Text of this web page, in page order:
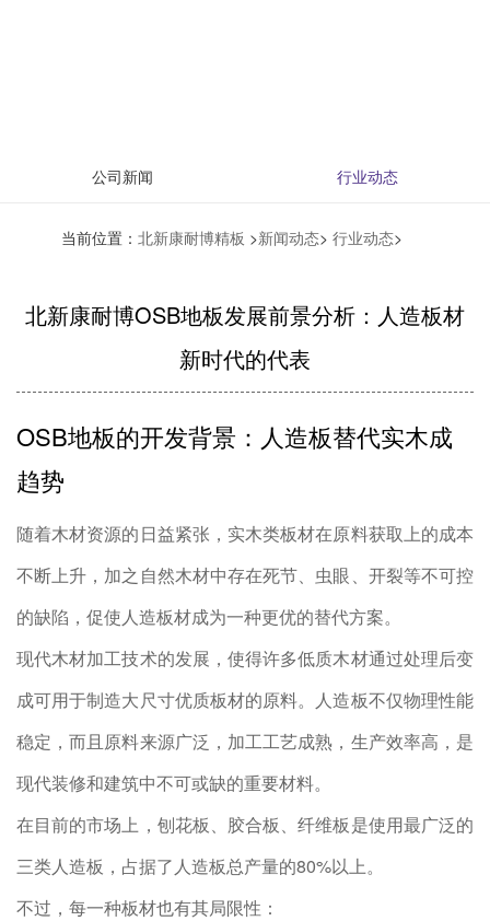
公司新闻 行业动态
当前位置： 北新康耐博精板 >新闻动态> 行业动态>
北新康耐博OSB地板发展前景分析：人造板材
新时代的代表
OSB地板的开发背景：人造板替代实木成
趋势
随着木材资源的日益紧张，实木类板材在原料获取上的成本
不断上升，加之自然木材中存在死节、虫眼、开裂等不可控
的缺陷，促使人造板材成为一种更优的替代方案。
现代木材加工技术的发展，使得许多低质木材通过处理后变
成可用于制造大尺寸优质板材的原料。人造板不仅物理性能
稳定，而且原料来源广泛，加工工艺成熟，生产效率高，是
现代装修和建筑中不可或缺的重要材料。
在目前的市场上，刨花板、胶合板、纤维板是使用最广泛的
三类人造板，占据了人造板总产量的80%以上。
不过，每一种板材也有其局限性：